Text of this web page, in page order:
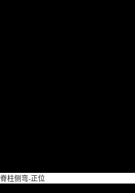
脊柱侧弯-正位